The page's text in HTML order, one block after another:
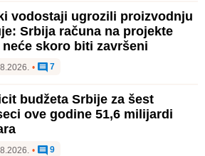
vodostaji ugrozili proizvodnju
Srbija računa na projekte
skoro biti završeni
• 7
budžeta Srbije za šest
ove godine 51,6 milijardi
• 9